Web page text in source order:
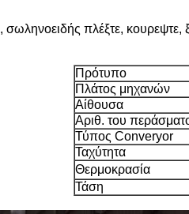
σωληνοειδής πλέξτε,
Πρότυπο
Πλάτος μηχανών
Αίθουσα
Αριθ. του
Τύπος Converyor
Ταχύτητα
Θερμοκρασία
Τάση